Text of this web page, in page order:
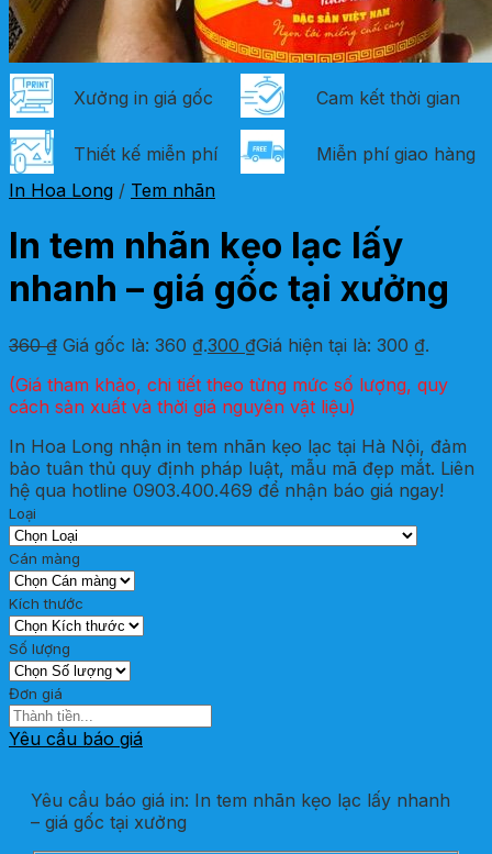
Xưởng in giá gốc Cam kết thời gian
Thiết kế miễn phí
Miễn phí giao hàng
In Hoa Long / Tem nhãn
In tem nhãn kẹo lạc lấy
nhanh – giá gốc tại xưởng
360₫ Giá gốc là: 360 ₫.300 ₫Giá hiện tại là: 300 ₫.
(Giá tham khảo, chi tiết theo từng mức số lượng, quy
cách sản xuất và thời giá nguyên vật liệu)
In Hoa Long nhận in tem nhãn kẹo lạc tại Hà Nội, đảm
bảo tuân thủ quy định pháp luật, mẫu mã đẹp mắt. Liên
hệ qua hotline 0903.400.469 để nhận báo giá ngay!
Loại
Cán màng
Kích thước
Số lượng
Đơn giá
Yêu cầu báo giá
Yêu cầu báo giá in: In tem nhãn kẹo lạc lấy nhanh
– giá gốc tại xưởng